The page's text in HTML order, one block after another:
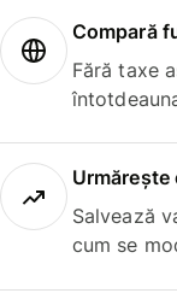
Compară
Fără taxe
Urmărește
Salvează
cum se